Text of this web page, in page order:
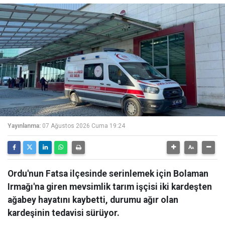
Yayınlanma: 07 Ağustos 2026 Cuma 19:24
Ordu'nun Fatsa ilçesinde serinlemek için Bolaman
Irmağı'na giren mevsimlik tarım işçisi iki kardeşten
ağabey hayatını kaybetti, durumu ağır olan
kardeşinin tedavisi sürüyor.